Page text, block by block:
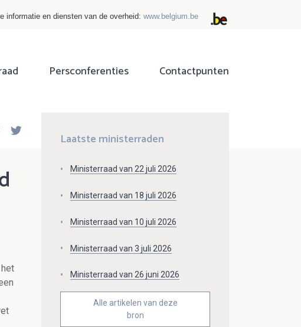
informatie en diensten van de overheid: www.belgium.be
Persconferenties Contactpunten
Facebook
hebben. Hun statuut wordt aangepast aan de uitbrei\-ding van het WIGW 100-statuut. (persbericht 40 van 25/07/1997) De Ministerraad keurde tevens een ontwerp van Koninklijk Besluit goed+ over het globaal beheer van de sociale zekerheid. Dit ontwerp-KB kadert in de modernisering v
Laatste ministerraden
Ministerraad van 22 juli 2026
Ministerraad van 18 juli 2026
Ministerraad van 10 juli 2026
Ministerraad van 3 juli 2026
Ministerraad van 26 juni 2026
Alle artikelen van deze
bron